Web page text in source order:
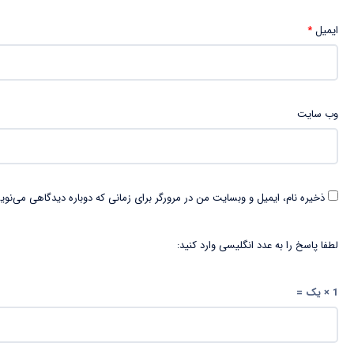
ایمیل*
وب‌ سایت
ذخیره نام، ایمیل و وبسایت من در مرورگر برای زمانی که دوباره دیدگاهی
لطفا پاسخ را به عدد انگلیسی وارد کنید:
1 × یک =